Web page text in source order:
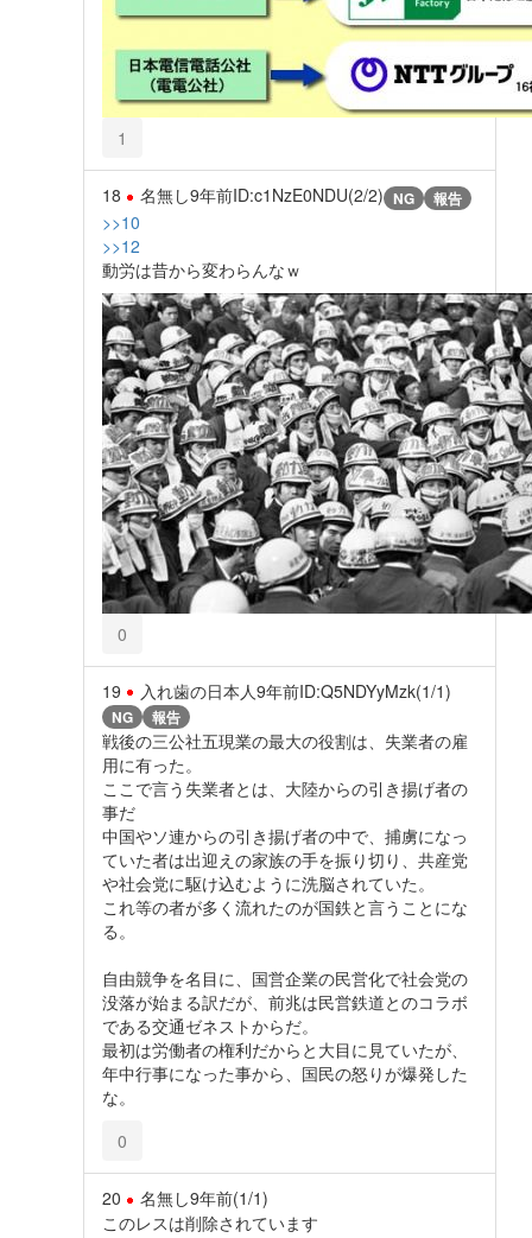
1
18 名無し9年前ID:c1NzE0NDU(2/2) NG 報告
>>10
>>12
動労は昔から変わらんなｗ
0
19 入れ歯の日本人9年前ID:Q5NDYyMzk(1/1)
NG 報告
戦後の三公社五現業の最大の役割は、失業者の雇
用に有った。
ここで言う失業者とは、大陸からの引き揚げ者の
事だ
中国やソ連からの引き揚げ者の中で、捕虜になっ
ていた者は出迎えの家族の手を振り切り、共産党
や社会党に駆け込むように洗脳されていた。
これ等の者が多く流れたのが国鉄と言うことにな
る。
自由競争を名目に、国営企業の民営化で社会党の
没落が始まる訳だが、前兆は民営鉄道とのコラボ
である交通ゼネストからだ。
最初は労働者の権利だからと大目に見ていたが、
年中行事になった事から、国民の怒りが爆発した
な。
0
20 名無し9年前(1/1)
このレスは削除されています